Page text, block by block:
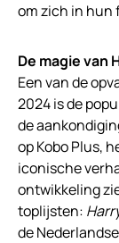
om zich in hun
De magie van
Een van de
2024 is de
de
op Kobo Plus,
iconische
ontwikkeling
toplijsten:
de